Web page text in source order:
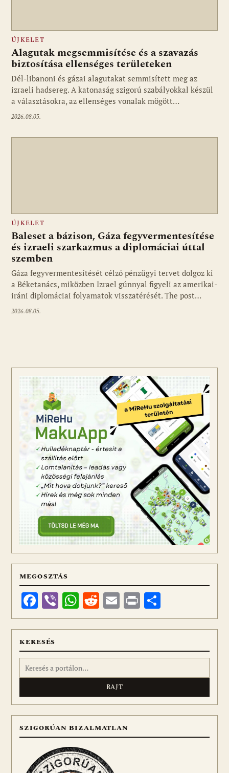
ÚJKELET
Alagutak megsemmisítése és a szavazás
biztosítása ellenséges területeken
Dél-libanoni és gázai alagutakat semmisített meg az
izraeli hadsereg. A katonaság szigorú szabályokkal készül
a választásokra, az ellenséges vonalak mögött…
2026.08.05.
ÚJKELET
Baleset a bázison, Gáza fegyvermentesítése
és izraeli szarkazmus a diplomáciai úttal
szemben
Gáza fegyvermentesítését célzó pénzügyi tervet dolgoz ki
a Béketanács, miközben Izrael gúnnyal figyeli az amerikai-
iráni diplomáciai folyamatok visszatérését. The post…
2026.08.05.
MEGOSZTÁS
Facebook
ViberWhatsApp
Reddit
Email
Print
meg
KERESÉS
Keresés:
SZIGORÚAN BIZALMATLAN